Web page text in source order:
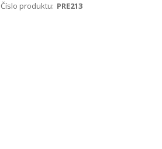
Číslo produktu: PRE213